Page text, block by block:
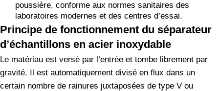
poussière, conforme aux normes sanitaires des
laboratoires modernes et des centres d’essai.
Principe de fonctionnement du séparateur
d’échantillons en acier inoxydable
Le matériau est versé par l’entrée et tombe librement par
gravité. Il est automatiquement divisé en flux dans un
certain nombre de rainures juxtaposées de type V ou